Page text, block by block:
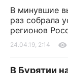
В минувшие
раз собрала
регионов
24.04.19, 2:14
В Бурятии